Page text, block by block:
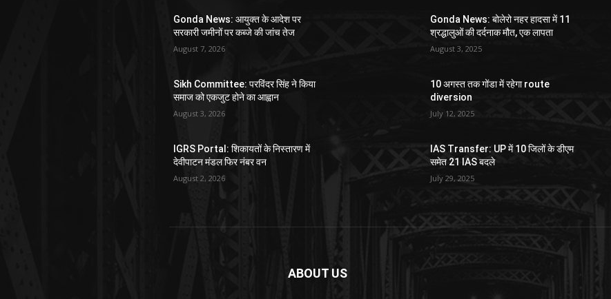
Gonda News: आयुक्त के आदेश पर
सरकारी जमीनों पर कब्जे की जांच तेज
August 7, 2026
Sikh Committee: परविंदर सिंह ने किया
समाज को एकजुट होने का आह्वान
August 3, 2026
IGRS Portal: शिकायतों के निस्तारण में
देवीपाटन मंडल फिर नंबर वन
August 2, 2026
Gonda News: बोलेरो नहर हादसा में 11
श्रद्धालुओं की दर्दनाक मौत, एक लापता
August 3, 2025
10 अगस्त तक गोंडा में रहेगा route
diversion
July 12, 2025
IAS Transfer: UP में 10 जिलों के डीएम
समेत 21 IAS बदले
July 29, 2025
ABOUT US